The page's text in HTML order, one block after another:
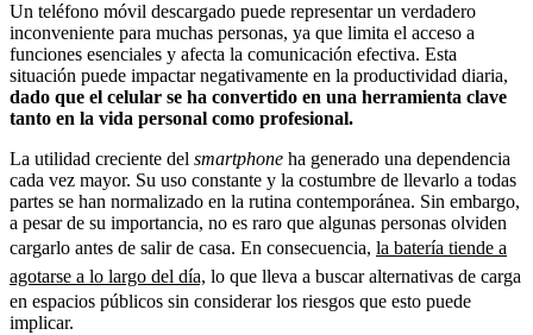
Un teléfono móvil descargado puede representar un verdadero
inconveniente para muchas personas, ya que limita el acceso a
funciones esenciales y afecta la comunicación efectiva. Esta
situación puede impactar negativamente en la productividad diaria,
dado que el celular se ha convertido en una herramienta clave
tanto en la vida personal como profesional.
La utilidad creciente del smartphone ha generado una dependencia
cada vez mayor. Su uso constante y la costumbre de llevarlo a todas
partes se han normalizado en la rutina contemporánea. Sin embargo,
a pesar de su importancia, no es raro que algunas personas olviden
cargarlo antes de salir de casa. En consecuencia, la batería tiende a
agotarse a lo largo del día, lo que lleva a buscar alternativas de carga
en espacios públicos sin considerar los riesgos que esto puede
implicar.